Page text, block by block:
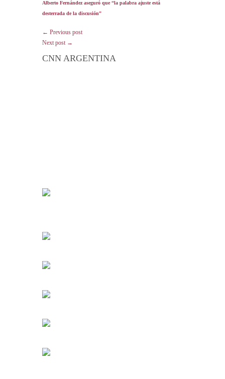
Alberto Fernández aseguró que “la palabra ajuste está
desterrada de la discusión”
← Previous post
Next post →
CNN ARGENTINA